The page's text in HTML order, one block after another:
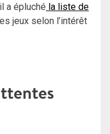
a épluché la liste de
jeux selon l’intérêt